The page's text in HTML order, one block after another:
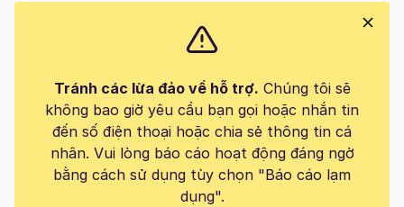
Tránh các lừa đảo về hỗ trợ. Chúng tôi sẽ
không bao giờ yêu cầu bạn gọi hoặc nhắn tin
đến số điện thoại hoặc chia sẻ thông tin cá
nhân. Vui lòng báo cáo hoạt động đáng ngờ
bằng cách sử dụng tùy chọn "Báo cáo lạm
dụng".